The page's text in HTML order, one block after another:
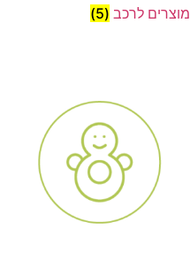
מוצרים לרכב (5)